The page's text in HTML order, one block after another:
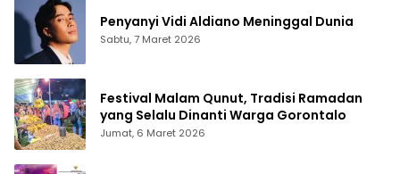
Penyanyi Vidi Aldiano Meninggal Dunia
Sabtu, 7 Maret 2026
Festival Malam Qunut, Tradisi Ramadan
yang Selalu Dinanti Warga Gorontalo
Jumat, 6 Maret 2026